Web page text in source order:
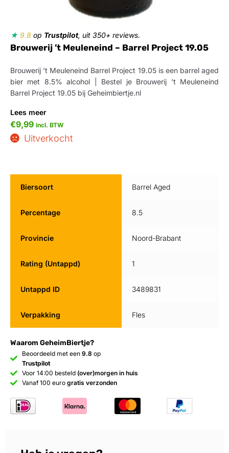
★ 9.8 op Trustpilot, uit 350+ reviews.
Brouwerij ’t Meuleneind – Barrel Project 19.05
Brouwerij ’t Meuleneind Barrel Project 19.05 is een barrel aged
bier met 8.5% alcohol | Bestel je Brouwerij ’t Meuleneind
Barrel Project 19.05 bij Geheimbiertje.nl
Lees meer
€9,99 incl. BTW
Uitverkocht
Waarom GeheimBiertje?
Beoordeeld met een 9.8 op
Trustpilot
Voor 14:00 besteld (over)morgen in huis
Vanaf 100 euro gratis verzonden
Biersoort Barrel Aged
Percentage 8.5
Provincie Noord-Brabant
Rating (Untappd) 1
Untappd ID 3489831
Verpakking Fles